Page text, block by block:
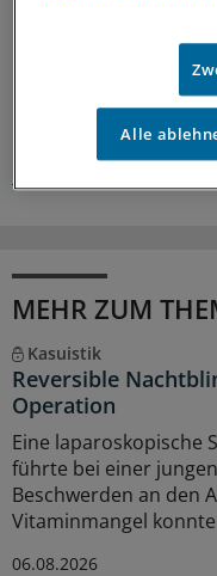
Schlagworte:
MEHR ZUM
Kasuistik
Reversible
Operation
Eine laparoskopische
führte bei einer
Beschwerden an den
Vitaminmangel
06.08.2026
Alle